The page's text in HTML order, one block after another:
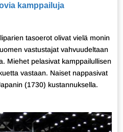
kamppailuja
tasoerot olivat vielä monin
vastustajat vahvuudeltaan
Miehet pelasivat kamppailullisen
vastaan. Naiset nappasivat
(1730) kustannuksella.